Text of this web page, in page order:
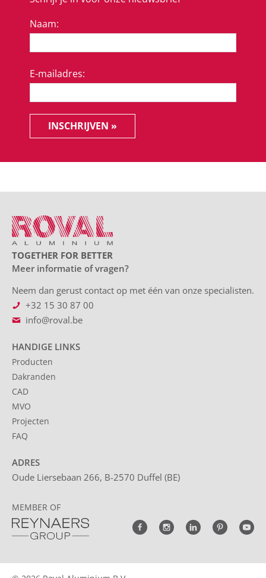
Naam:
E-mailadres:
INSCHRIJVEN »
TOGETHER FOR BETTER
Meer informatie of vragen?
Neem dan gerust contact op met één van onze specialisten.
+32 15 30 87 00
info@roval.be
HANDIGE LINKS
Producten
Dakranden
CAD
MVO
Projecten
FAQ
ADRES
Oude Liersebaan 266, B-2570 Duffel (BE)
MEMBER OF